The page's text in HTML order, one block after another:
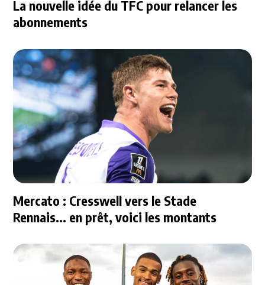
La nouvelle idée du TFC pour relancer les
abonnements
Mercato : Cresswell vers le Stade
Rennais... en prêt, voici les montants